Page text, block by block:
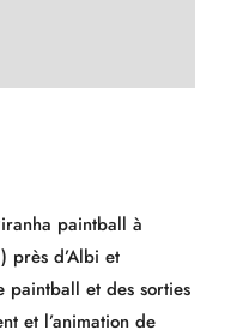
paintball à
près d’Albi et
paintball et des sorties
et l’animation de